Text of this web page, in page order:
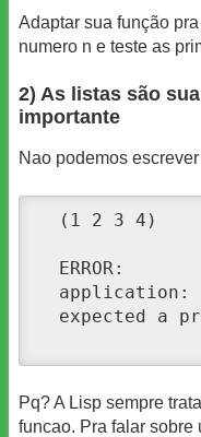
Adaptar sua função
numero n e teste as
2) As listas são
importante
Nao podemos
  (1 2 3 4)
  ERROR:
application:
expected a
Pq? A Lisp sempre
funcao. Pra falar sobre